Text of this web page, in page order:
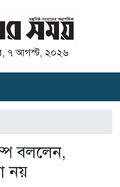
৭ আগস্ট, ২০২৬
বললেন,
নয়